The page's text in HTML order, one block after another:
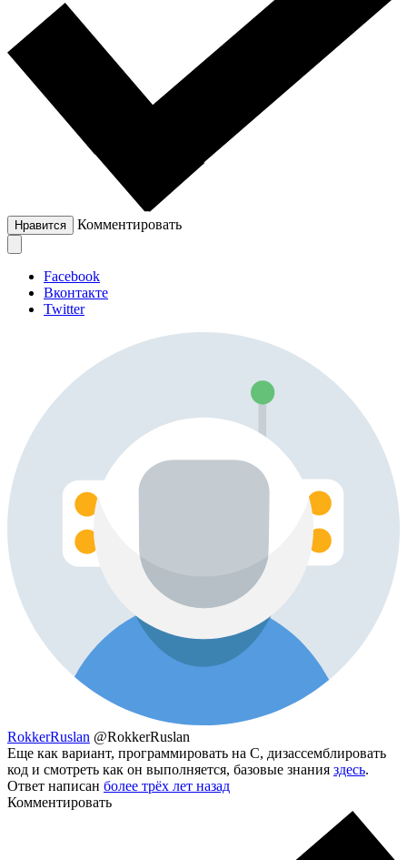
Нравится Комментировать
Facebook
Вконтакте
Twitter
RokkerRuslan @RokkerRuslan
Еще как вариант, программировать на C, дизассемблировать
код и смотреть как он выполняется, базовые знания здесь.
Ответ написан более трёх лет назад
Комментировать